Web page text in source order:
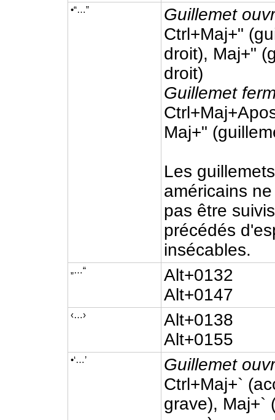
•“…”
Guillemet
Ctrl+Maj+"
droit), Maj+"
droit)
Guillemet
Maj+"
Les guillemets
américains
pas être
précédés
insécables.
„…“
Alt+0132
Alt+0147
‹…›
Alt+0138
Alt+0155
•‘…’
Guillemet
Ctrl+Maj+`
grave), Maj+`